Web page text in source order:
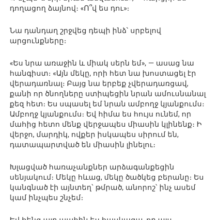
դողացող ձայնով։ «Ո՞վ ես դու»։
Նա դանդաղ շրջվեց դեպի ինձ՝ սրբելով
արցունքները։
«Ես նրա առաջին և միակ սերն եմ», — ասաց նա
հանգիստ։ «Այն մեկը, որի հետ նա խոստացել էր
վերադառնալ։ Բայց նա երբեք չվերադառցավ,
քանի որ ծնողները ստիպեցին նրան ամուսնանալ
քեզ հետ։ Ես սպասել եմ նրան ամբողջ կյանքումս։
Ամբողջ կյանքումս։ Եվ հիմա ես հույս ունեմ, որ
մահից հետո մենք վերջապես միասին կլինենք։ Ի
վերջո, մարդիկ, ովքեր իսկապես սիրում են,
դատապարտված են միասին լինելու։
Խլացված հառաչանքներ արձագանքեցին
սենյակում։ Մեկը հևաց, մեկը ծածկեց բերանը։ Ես
կանգնած էի այնտեղ՝ թմրած, անորոշ՝ ինչ ասեմ
կամ ինչպես շնչեմ։